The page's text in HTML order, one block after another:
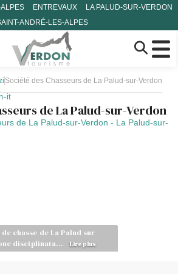
ENTREVAUX
LA PALUD-SUR-VERDON
ANDRÉ-LES-ALPES
Société des Chasseurs de La Palud-sur-Verdon
it
de La Palud-sur-Verdon
chasse de La Palud sur
disciplinata…
Lire plus